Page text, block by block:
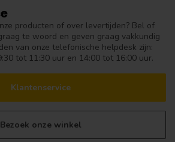
producten of over levertijden? Bel of
te woord en geven graag vakkundig
van onze telefonische helpdesk zijn:
tot 11:30 uur en 14:00 tot 16:00 uur.
Klantenservice
Bezoek onze winkel